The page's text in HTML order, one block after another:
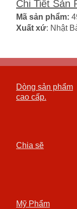
Chi Tiết Sản
Mã sản phẩm:
Xuất xứ: Nhật
Dòng sản phẩm
cao cấp.
Chia sẽ
Mỹ Phẩm